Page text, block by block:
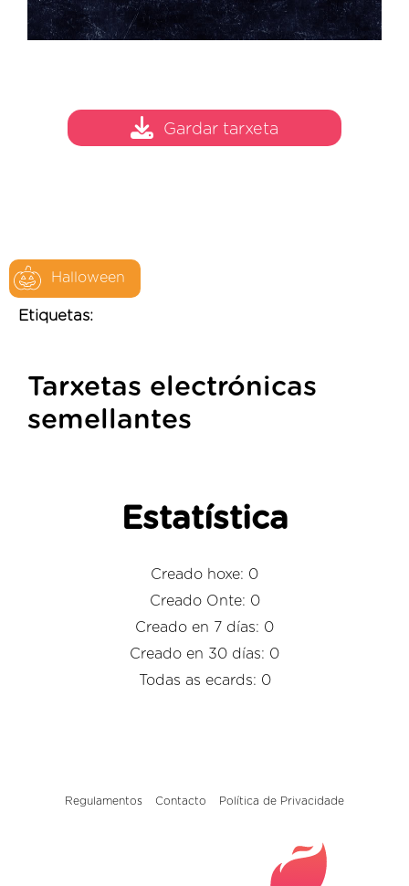
Halloween
Etiquetas:
Gardar tarxeta
Tarxetas electrónicas
semellantes
Estatística
Creado hoxe: 0
Creado Onte: 0
Creado en 7 días: 0
Creado en 30 días: 0
Todas as ecards: 0
Regulamentos Contacto Política de Privacidade